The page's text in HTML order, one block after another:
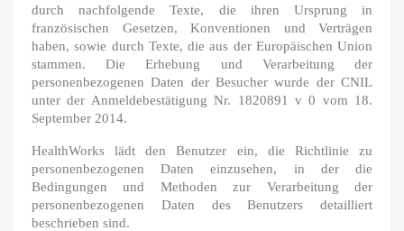
durch nachfolgende Texte, die ihren Ursprung in
französischen Gesetzen, Konventionen und Verträgen
haben, sowie durch Texte, die aus der Europäischen Union
stammen. Die Erhebung und Verarbeitung der
personenbezogenen Daten der Besucher wurde der CNIL
unter der Anmeldebestätigung Nr. 1820891 v 0 vom 18.
September 2014.
HealthWorks lädt den Benutzer ein, die Richtlinie zu
personenbezogenen Daten einzusehen, in der die
Bedingungen und Methoden zur Verarbeitung der
personenbezogenen Daten des Benutzers detailliert
beschrieben sind.